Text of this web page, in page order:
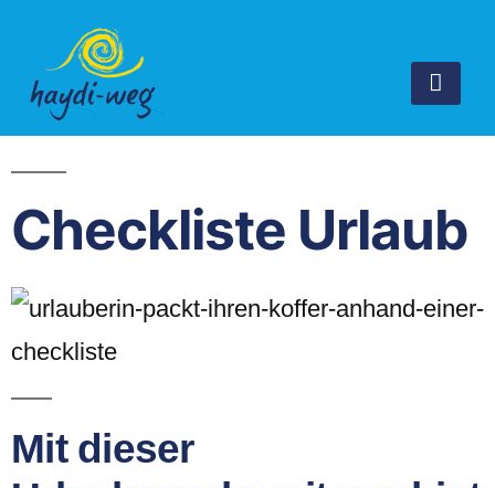
Checkliste Urlaub
Mit dieser